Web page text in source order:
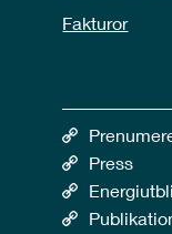
Fakturor
Press